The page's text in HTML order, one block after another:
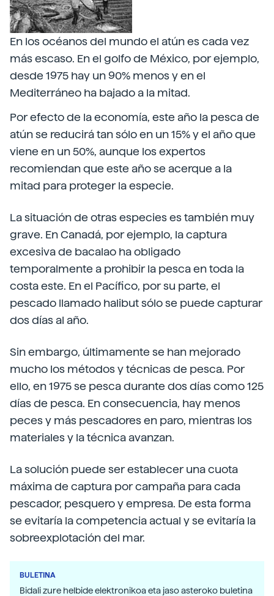
En los océanos del mundo el atún es cada vez
más escaso. En el golfo de México, por ejemplo,
desde 1975 hay un 90% menos y en el
Mediterráneo ha bajado a la mitad.
Por efecto de la economía, este año la pesca de
atún se reducirá tan sólo en un 15% y el año que
viene en un 50%, aunque los expertos
recomiendan que este año se acerque a la
mitad para proteger la especie.
La situación de otras especies es también muy
grave. En Canadá, por ejemplo, la captura
excesiva de bacalao ha obligado
temporalmente a prohibir la pesca en toda la
costa este. En el Pacífico, por su parte, el
pescado llamado halibut sólo se puede capturar
dos días al año.
Sin embargo, últimamente se han mejorado
mucho los métodos y técnicas de pesca. Por
ello, en 1975 se pesca durante dos días como 125
días de pesca. En consecuencia, hay menos
peces y más pescadores en paro, mientras los
materiales y la técnica avanzan.
La solución puede ser establecer una cuota
máxima de captura por campaña para cada
pescador, pesquero y empresa. De esta forma
se evitaría la competencia actual y se evitaría la
sobreexplotación del mar.
BULETINA
Bidali zure helbide elektronikoa eta jaso asteroko buletina